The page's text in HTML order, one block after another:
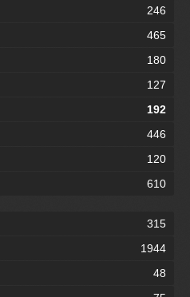
246
465
180
127
192
446
120
610
315
1944
48